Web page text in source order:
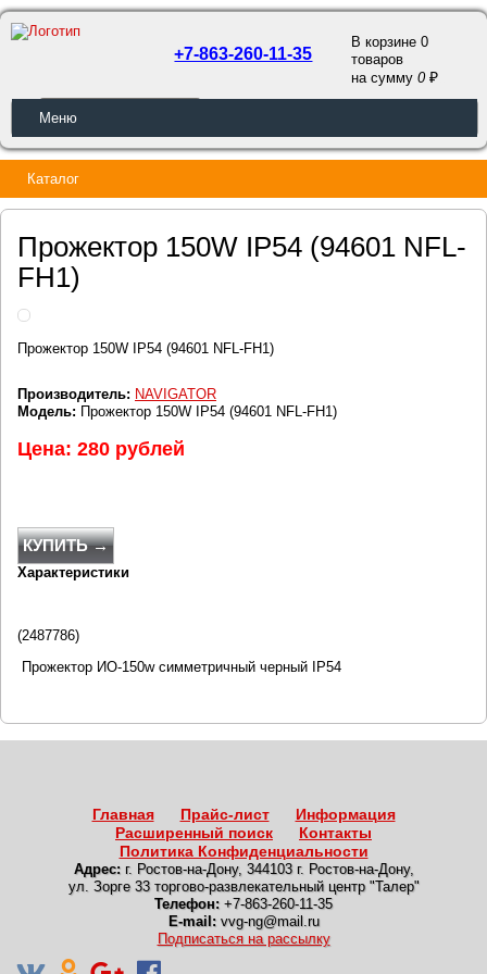
ОБРАТНЫЙ ЗВОНОК
+7-863-260-11-35
В корзине 0
товаров
на сумму0
Меню
Каталог
Прожектор 150W IP54 (94601 NFL-
FH1)
Прожектор 150W IP54 (94601 NFL-FH1)
Производитель: NAVIGATOR
Модель: Прожектор 150W IP54 (94601 NFL-FH1)
Цена: 280 рублей
КУПИТЬ →
Характеристики
(2487786)
Прожектор ИО-150w симметричный черный IP54
Главная Прайс-лист
Информация
Расширенный поиск
Контакты
Политика Конфиденциальности
Адрес: г. Ростов-на-Дону, 344103 г. Ростов-на-Дону,
ул. Зорге 33 торгово-развлекательный центр "Талер"
Телефон: +7-863-260-11-35
E-mail: vvg-ng@mail.ru
Подписаться на рассылку